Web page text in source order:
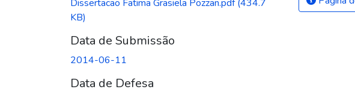
Dissertacao Fatima Grasiela Pozzan.pdf(434.7
KB)
Data de Submissão
2014-06-11
Data de Defesa